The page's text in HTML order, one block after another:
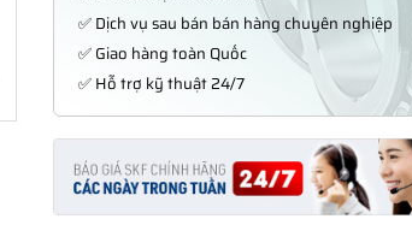
✅ Dịch vụ sau bán bán hàng chuyên nghiệp
✅ Giao hàng toàn Quốc
✅ Hỗ trợ kỹ thuật 24/7